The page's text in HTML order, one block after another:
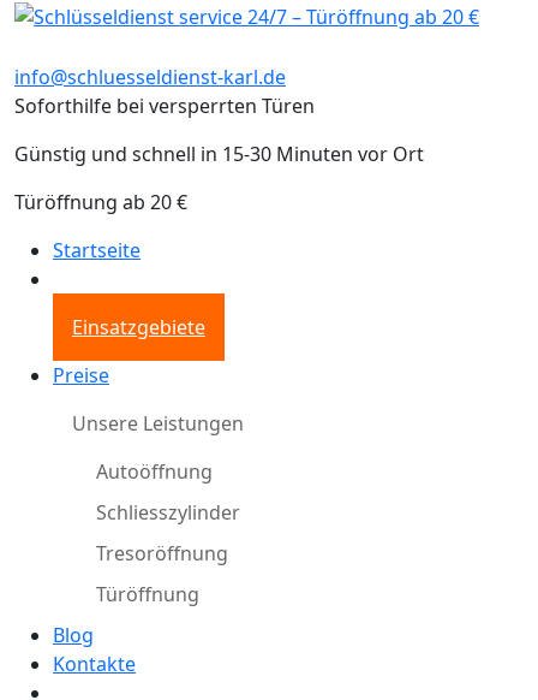
info@schluesseldienst-karl.de
Soforthilfe bei versperrten Türen
Günstig und schnell in 15-30 Minuten vor Ort
Türöffnung ab 20 €
Startseite
Einsatzgebiete
Preise
Unsere Leistungen
Autoöffnung
Schliesszylinder
Tresoröffnung
Türöffnung
Blog
Kontakte